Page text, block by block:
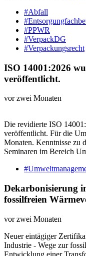
#Abfall
#PPWR
#VerpackDG
#Verpackungsrecht
ISO 14001:2026
veröffentlicht.
vor zwei Monaten
Die revidierte ISO
veröffentlicht. Für die
Monaten. Kenntnisse zu
Seminaren im Bereich
Dekarbonisierung
fossilfreien
vor zwei Monaten
Neuer eintägiger
Industrie - Wege zur
Entwicklung einer